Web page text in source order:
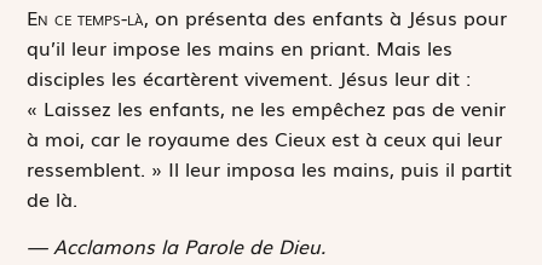
En ce temps-là, on présenta des enfants à Jésus pour
qu’il leur impose les mains en priant. Mais les
disciples les écartèrent vivement. Jésus leur dit :
« Laissez les enfants, ne les empêchez pas de venir
à moi, car le royaume des Cieux est à ceux qui leur
ressemblent. » Il leur imposa les mains, puis il partit
de là.
— Acclamons la Parole de Dieu.